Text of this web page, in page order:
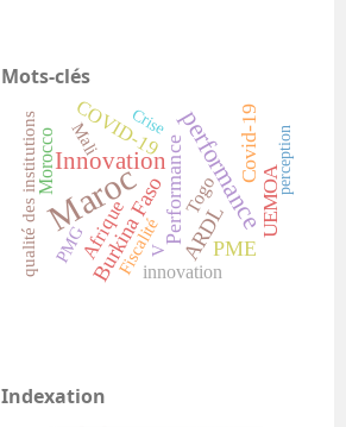
Mots-clés
Maroc performance
InnovationPerformance
Burkina FasoARDLPME
Covid-19
UEMOA
Afrique
COVID-19
Morocco
innovation
Togo
Fiscalité
V
Mali
PMG
qualité des institutions perception
Crise
Indexation